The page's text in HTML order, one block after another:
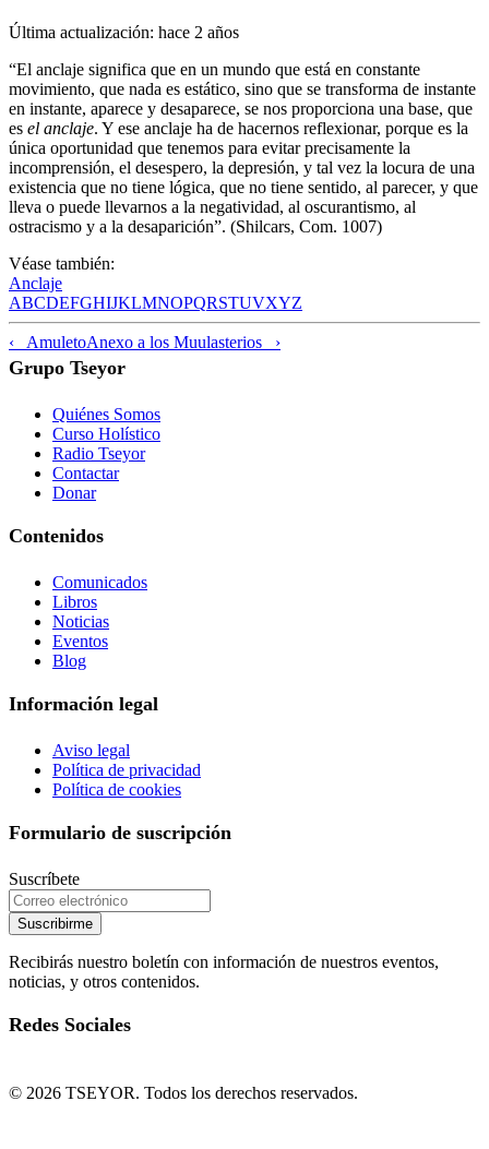
Última actualización: hace 2 años
“El anclaje significa que en un mundo que está en constante
movimiento, que nada es estático, sino que se transforma de instante
en instante, aparece y desaparece, se nos proporciona una base, que
es el anclaje. Y ese anclaje ha de hacernos reflexionar, porque es la
única oportunidad que tenemos para evitar precisamente la
incomprensión, el desespero, la depresión, y tal vez la locura de una
existencia que no tiene lógica, que no tiene sentido, al parecer, y que
lleva o puede llevarnos a la negatividad, al oscurantismo, al
ostracismo y a la desaparición”. (Shilcars, Com. 1007)
Véase también:
Anclaje
ABCDEFGHIJKLMNOPQRSTUVXYZ
‹ AmuletoAnexo a los Muulasterios ›
Grupo Tseyor
Quiénes Somos
Curso Holístico
Radio Tseyor
Contactar
Donar
Contenidos
Comunicados
Libros
Noticias
Eventos
Blog
Información legal
Aviso legal
Política de privacidad
Política de cookies
Formulario de suscripción
Suscríbete
Suscribirme
Recibirás nuestro boletín con información de nuestros eventos,
noticias, y otros contenidos.
Redes Sociales
© 2026 TSEYOR. Todos los derechos reservados.